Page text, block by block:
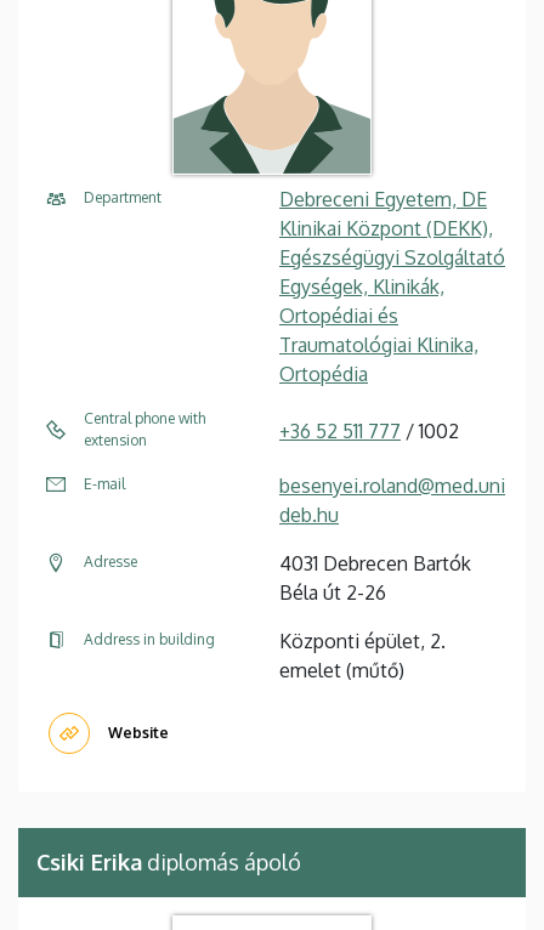
Department
Debreceni Egyetem, DE
Klinikai Központ (DEKK),
Egészségügyi Szolgáltató
Egységek, Klinikák,
Ortopédiai és
Traumatológiai Klinika,
Ortopédia
Central phone with
extension
+36 52 511 777 / 1002
E-mail
besenyei.roland@med.uni
deb.hu
Adresse
4031 Debrecen Bartók
Béla út 2-26
Address in building
Központi épület, 2.
emelet (műtő)
Website
Csiki Erika diplomás ápoló